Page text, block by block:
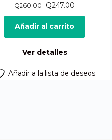
Q260.00
El
precio
original
era:
Q247.00
precio
es:
Añadir al carrito
Ver detalles
Añadir a la lista de deseos